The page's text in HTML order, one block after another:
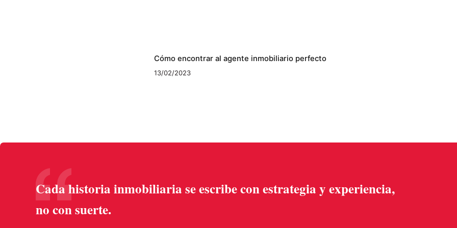
Cómo encontrar al agente inmobiliario perfecto
13/02/2023
Cada historia inmobiliaria se escribe con estrategia y experiencia,
no con suerte.